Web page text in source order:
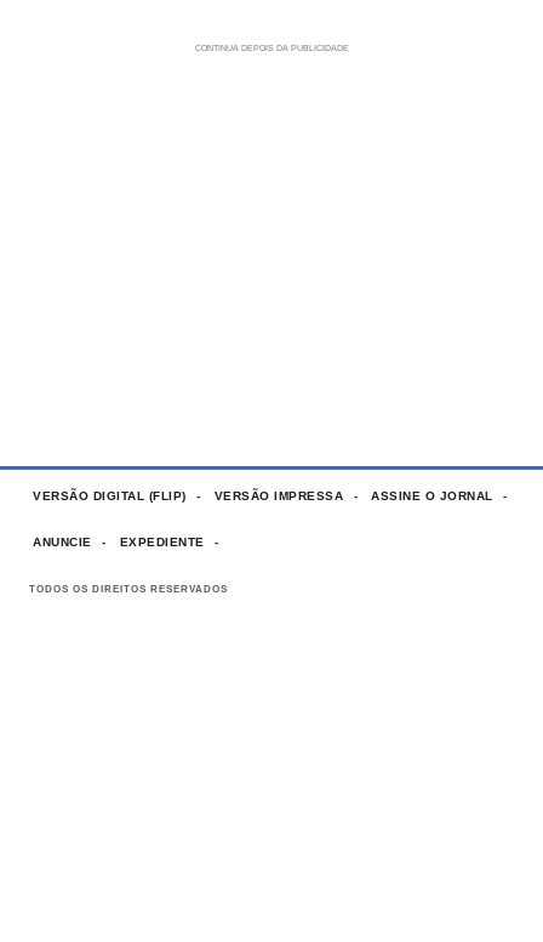
VERSÃO DIGITAL (FLIP) VERSÃO IMPRESSA ASSINE O JORNAL
ANUNCIE EXPEDIENTE
TODOS OS DIREITOS RESERVADOS